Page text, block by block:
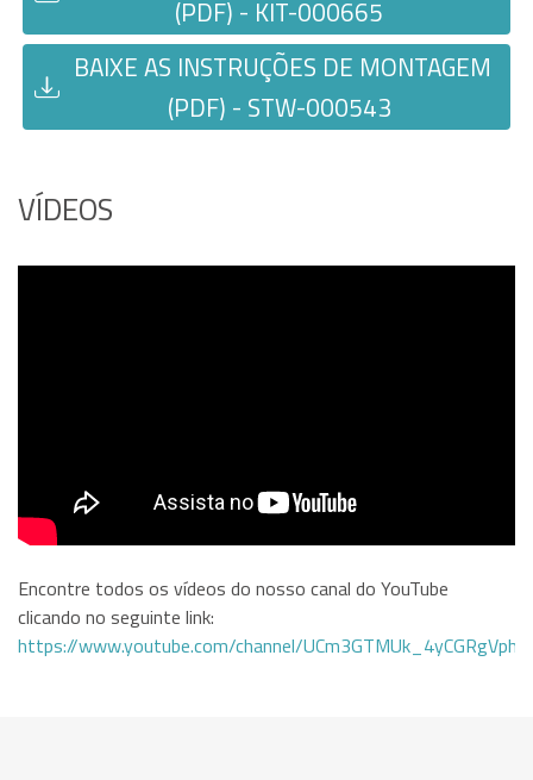
(PDF) - KIT-000665
BAIXE AS INSTRUÇÕES DE MONTAGEM
(PDF) - STW-000543
VÍDEOS
Encontre todos os vídeos do nosso canal do YouTube
clicando no seguinte link:
https://www.youtube.com/channel/